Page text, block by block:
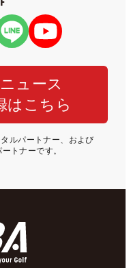
ュース
はこちら
ルパートナー、および
トナーです。